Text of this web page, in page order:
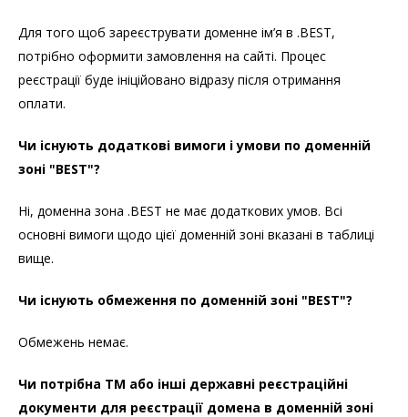
Для того щоб зареєструвати доменне ім’я в .BEST,
потрібно оформити замовлення на сайті. Процес
реєстрації буде ініційовано відразу після отримання
оплати.
Чи існують додаткові вимоги і умови по доменній
зоні "BEST"?
Ні, доменна зона .BEST не має додаткових умов. Всі
основні вимоги щодо цієї доменній зоні вказані в таблиці
вище.
Чи існують обмеження по доменній зоні "BEST"?
Обмежень немає.
Чи потрібна ТМ або інші державні реєстраційні
документи для реєстрації домена в доменній зоні